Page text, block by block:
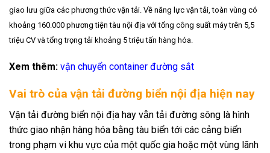
giao lưu giữa các phương thức vận tải. Về năng lực vận tải, toàn vùng có
khoảng 160.000 phương tiện tàu nội địa với tổng công suất máy trên 5,5
triệu CV và tổng trọng tải khoảng 5 triệu tấn hàng hóa.
Xem thêm: vận chuyển container đường sắt
Vai trò của vận tải đường biển nội địa hiện nay
Vận tải đường biển nội địa hay vận tải đường sông là hình
thức giao nhận hàng hóa bằng tàu biển tới các cảng biển
trong phạm vi khu vực của một quốc gia hoặc một vùng lãnh